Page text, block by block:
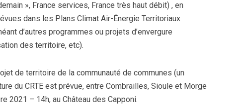
», France services, France très haut débit) , en
dans les Plans Climat Air-Énergie Territoriaux
d’autres programmes ou projets d’envergure
des territoire, etc).
de territoire de la communauté de communes (un
du CRTE est prévue, entre Combrailles, Sioule et Morge
2021 – 14h, au Château des Capponi.